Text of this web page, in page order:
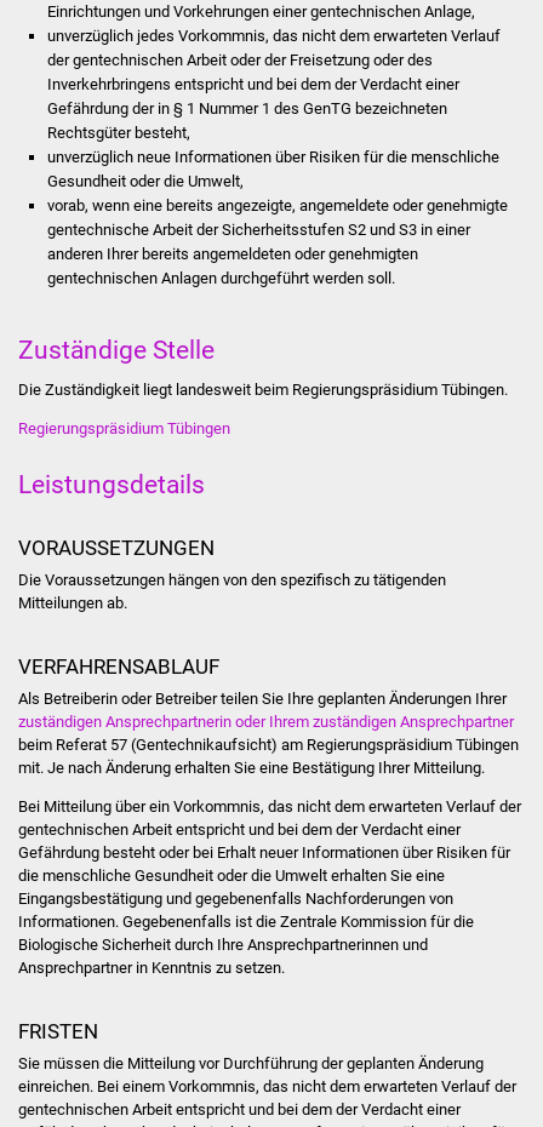
Bürger & Service
Was erledige ich wo
Lebenslagen
Formulare
Kirchen
Lokale Agenda
Jugendhaus
Fachteam Jugend
Kinder- und
Suenergie
Einrichtungen und Vorkehrungen einer gentechnischen Anlage,
unverzüglich jedes Vorkommnis, das nicht dem erwarteten Verlauf
der gentechnischen Arbeit oder der Freisetzung oder des
Inverkehrbringens entspricht und bei dem der Verdacht einer
Gefährdung der in § 1 Nummer 1 des GenTG bezeichneten
Rechtsgüter besteht,
unverzüglich neue Informationen über Risiken für die menschliche
Gesundheit oder die Umwelt,
vorab, wenn eine bereits angezeigte, angemeldete oder genehmigte
gentechnische Arbeit der Sicherheitsstufen S2 und S3 in einer
anderen Ihrer bereits angemeldeten oder genehmigten
gentechnischen Anlagen durchgeführt werden soll.
Zuständige Stelle
Die Zuständigkeit liegt landesweit beim Regierungspräsidium Tübingen.
Regierungspräsidium Tübingen
Leistungsdetails
VORAUSSETZUNGEN
Die Voraussetzungen hängen von den spezifisch zu tätigenden
Mitteilungen ab.
VERFAHRENSABLAUF
Als Betreiberin oder Betreiber teilen Sie Ihre geplanten Änderungen Ihrer
zuständigen Ansprechpartnerin oder Ihrem zuständigen Ansprechpartner
beim Referat 57 (Gentechnikaufsicht) am Regierungspräsidium Tübingen
mit. Je nach Änderung erhalten Sie eine Bestätigung Ihrer Mitteilung.
Bei Mitteilung über ein Vorkommnis, das nicht dem erwarteten Verlauf der
gentechnischen Arbeit entspricht und bei dem der Verdacht einer
Gefährdung besteht oder bei Erhalt neuer Informationen über Risiken für
die menschliche Gesundheit oder die Umwelt erhalten Sie eine
Eingangsbestätigung und gegebenenfalls Nachforderungen von
Informationen. Gegebenenfalls ist die Zentrale Kommission für die
Biologische Sicherheit durch Ihre Ansprechpartnerinnen und
Ansprechpartner in Kenntnis zu setzen.
FRISTEN
Sie müssen die Mitteilung vor Durchführung der geplanten Änderung
einreichen. Bei einem Vorkommnis, das nicht dem erwarteten Verlauf der
gentechnischen Arbeit entspricht und bei dem der Verdacht einer